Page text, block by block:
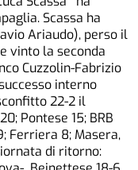
Scassa ha
Ariaudo), perso il
vinto la seconda
Cuzzolin-Fabrizio
interno
22-2 il
Pontese 15; BRB
Ferriera 8; Masera,
di ritorno: